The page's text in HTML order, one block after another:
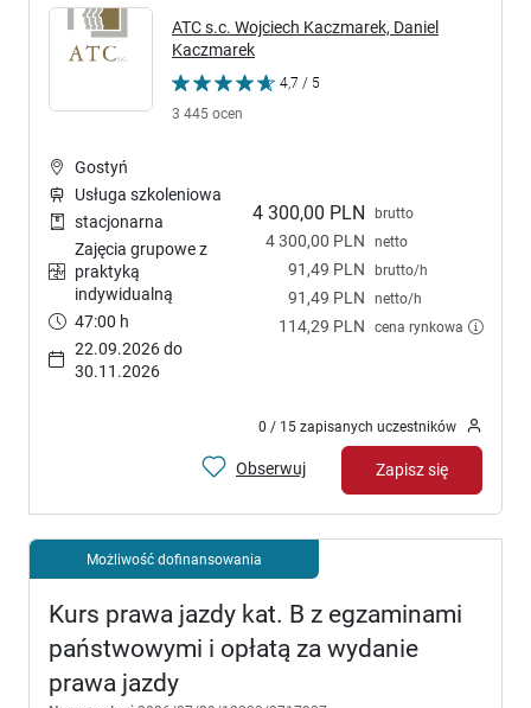
ATC s.c. Wojciech Kaczmarek, Daniel
Kaczmarek
4,7 / 5
3 445 ocen
4 300,00 PLN brutto
4 300,00 PLN netto
91,49 PLN brutto/h
91,49 PLN netto/h
114,29 PLN cena rynkowa
Gostyń
Usługa szkoleniowa
stacjonarna
Zajęcia grupowe z
praktyką
indywidualną
47:00 h
22.09.2026 do
30.11.2026
0 / 15 zapisanych uczestników
Obserwuj Zapisz się
Możliwość dofinansowania
Kurs prawa jazdy kat. B z egzaminami
państwowymi i opłatą za wydanie
prawa jazdy